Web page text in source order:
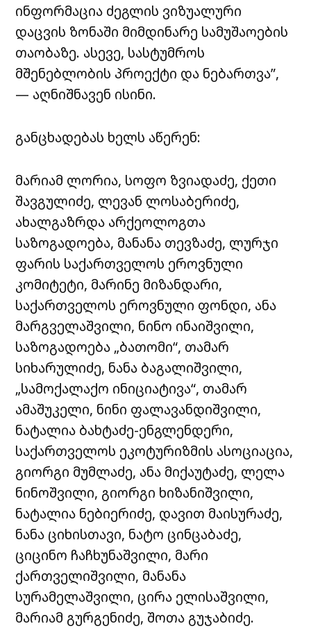
ინფორმაცია ძეგლის ვიზუალური
დაცვის ზონაში მიმდინარე სამუშაოების
თაობაზე. ასევე, სასტუმროს
მშენებლობის პროექტი და ნებართვა”,
— აღნიშნავენ ისინი.
განცხადებას ხელს აწერენ:
მარიამ ლორია, სოფო ზვიადაძე, ქეთი
შავგულიძე, ლევან ლოსაბერიძე,
ახალგაზრდა არქეოლოგთა
საზოგადოება, მანანა თევზაძე, ლურჯი
ფარის საქართველოს ეროვნული
კომიტეტი, მარინე მიზანდარი,
საქართველოს ეროვნული ფონდი, ანა
მარგველაშვილი, ნინო ინაიშვილი,
საზოგადოება „ბათომი“, თამარ
სიხარულიძე, ნანა ბაგალიშვილი,
„სამოქალაქო ინიციატივა“, თამარ
ამაშუკელი, ნინი ფალავანდიშვილი,
ნატალია ბახტაძე-ენგლენდერი,
საქართველოს ეკოტურიზმის ასოციაცია,
გიორგი მუმლაძე, ანა მიქაუტაძე, ლელა
ნინოშვილი, გიორგი ხიზანიშვილი,
ნატალია ნებიერიძე, დავით მაისურაძე,
ნანა ციხისთავი, ნატო ცინცაბაძე,
ციცინო ჩაჩხუნაშვილი, მარი
ქართველიშვილი, მანანა
სურამელაშვილი, ცირა ელისაშვილი,
მარიამ გურგენიძე, შოთა გუჯაბიძე.